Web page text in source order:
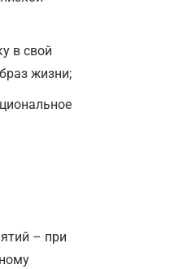
в свой
жизни;
– при